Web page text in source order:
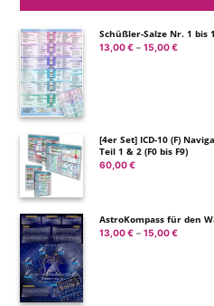
Schüßler-Salze Nr. 1 bis
13,00€ – 15,00€
[4er Set] ICD-10 (F)
Teil 1 & 2 (F0 bis F9)
60,00€
AstroKompass für den
13,00€ – 15,00€